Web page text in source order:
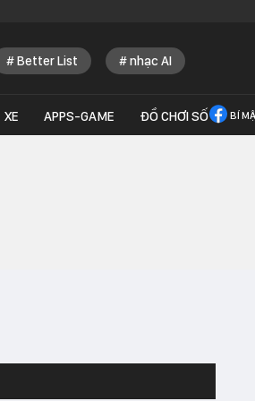
Better List nhạc AI
XE APPS-GAME ĐỒ CHƠI SỐ BÍ